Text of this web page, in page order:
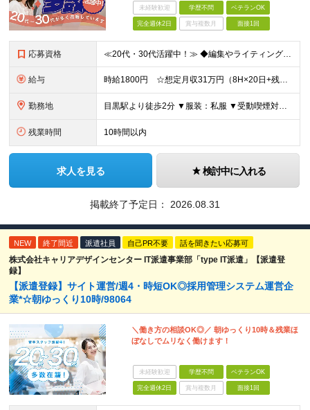
未経験歓迎 学歴不問 ベテランOK
完全週休2日 賞与複数月 面接1回
応募資格 ≪20代・30代活躍中！≫ ◆編集やライティング実務経験（Web） ※ブランクがある方やこれまでのご経験に自信がない方も、まずはお気軽にご応募ください！ ※ご経歴をなるべく詳細に記載いただけると、面
給与 時給1800円 ☆想定月収31万円（8H×20日+残業10H） ※交通費全額支給
勤務地 目黒駅より徒歩2分 ▼服装：私服 ▼受動喫煙対策：屋内原則禁煙（喫煙専用室あり）
残業時間 10時間以内
求人を見る 検討中に入れる
掲載終了予定日： 2026.08.31
NEW 終了間近 派遣社員 自己PR不要 話を聞きたい応募可
株式会社キャリアデザインセンター IT派遣事業部「type IT派遣」【派遣登
録】
【派遣登録】サイト運営/週4・時短OK◎採用管理システム運営企
業*☆朝ゆっくり10時/98064
＼働き方の相談OK◎／ 朝ゆっくり10時＆残業ほ
ぼなしでムリなく働けます！
未経験歓迎 学歴不問 ベテランOK
完全週休2日 賞与複数月 面接1回